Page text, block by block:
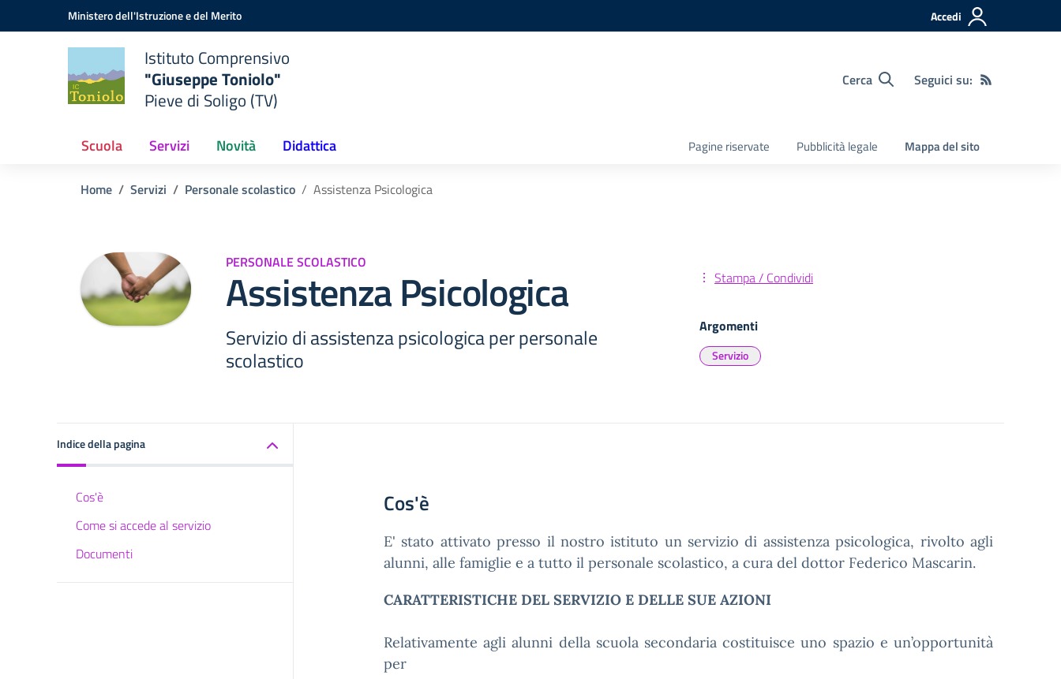
Vai ai contenuti
Vai al menu di navigazioneMinistero dell'Istruzione e del Merito Accedi
Istituto Comprensivo
"Giuseppe Toniolo"
Pieve di Soligo (TV)
Cerca Seguici su:
Scuola Servizi Novità Didattica Pagine riservate Pubblicità legale Mappa del sito
Home Servizi Personale scolastico Assistenza Psicologica
PERSONALE SCOLASTICO
Assistenza Psicologica
Servizio di assistenza psicologica per personale
scolastico
Stampa / Condividi
Argomenti
Servizio
Indice della pagina
Cos'è
Come si accede al servizio
Documenti
Cos'è
E' stato attivato presso il nostro istituto un servizio di assistenza psicologica, rivolto agli
alunni, alle famiglie e a tutto il personale scolastico, a cura del dottor Federico Mascarin.
CARATTERISTICHE DEL SERVIZIO E DELLE SUE AZIONI
Relativamente agli alunni della scuola secondaria costituisce uno spazio e un’opportunità
per